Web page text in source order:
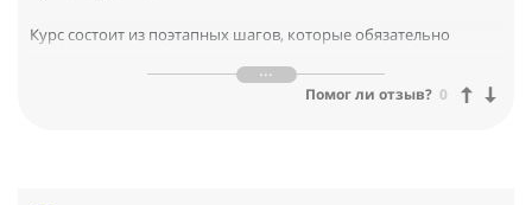
Курс состоит из поэтапных шагов, которые обязательно
Я начала вести свой блог о книгах относительно недавно,
Помог ли отзыв? 0